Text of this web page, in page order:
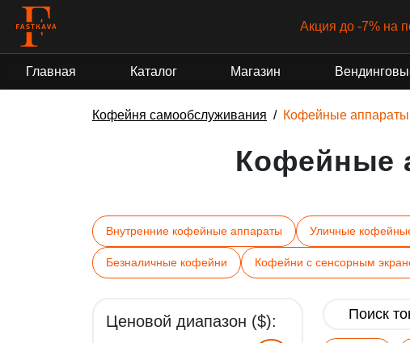
Акция до -7% на
Главная Каталог Магазин
Кофейня самообслуживания Кофейные
Кофейные
Внутренние кофейные аппараты Уличные
Безналичные кофейни Кофейни с сенсорным
Ценовой диапазон ($):